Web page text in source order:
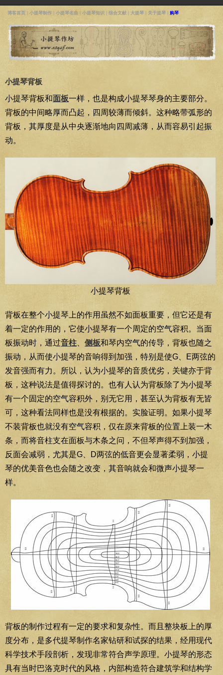
博客首页 小提琴制作 小提琴名曲 小提琴知识 综合文献 大提琴 关于提琴 购琴
小提琴背板
小提琴背板和面板一样，也是构成小提琴琴身的主要部分。
背板的中间略厚而凸起，四周较薄而倾斜。这种略带弧形的
背板，其厚度是从中央逐渐地向四周减薄，从而容易引起振
动。
小提琴背板
背板在整个小提琴上的作用虽然不如面板重要，但它还是有
着一定的作用的，它使小提琴有一个周定的空气容积。当面
板振动时，通过音柱 侧板和琴内空气的传导，背板也随之
振动，从而使小提琴的音响得到加强，特别是使G、E两弦的
发音强而有力。所以，认为小提琴的音质优劣，关键亦于背
板，这种说法是值得探讨的。也有人认为背板除了为小提琴
有一个固定的空气容积外，别无它用，甚至认为背板有无皆
可，这种看法同样也是没有根据的。实脸证明。如果小提琴
不装背板也就没有空气容积，仅在原来背板的位置上装一木
条，而将音柱支在面板与木条之问，不但琴声得不到加强，
反面会减弱，尤其是G、D两弦的低音更会显著柔弱，小提
琴的优美音色也会随之改变，其音响就会和微声小提琴一
样。
背板的制作过程有一定的要求和复杂性。而且整块板上的厚
度分布，是多代提琴制作名家钻研和试探的结果，经用现代
科学技术手段剖析，发现非常符合声学原理。小提琴的形态
具有当时巴洛克时代的风格，内部构造符合建筑学和结构学